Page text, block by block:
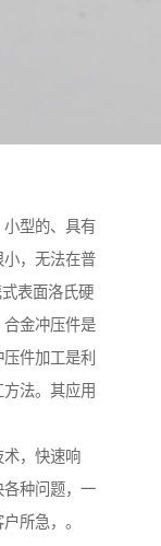
型的、具有
，无法在普
表面洛氏硬
金冲压件是
件加工是利
法。其应用
术，快速响
种问题，一
所急，。